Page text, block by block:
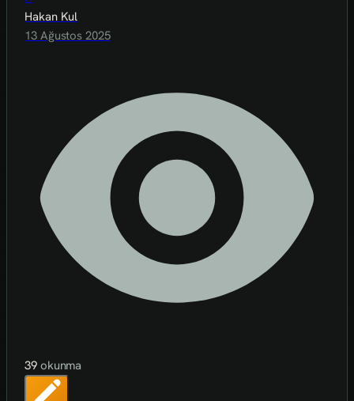
Hakan Kul
13 Ağustos 2025
39 okunma